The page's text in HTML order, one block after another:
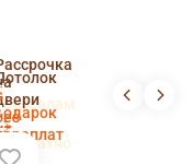
беслпатно